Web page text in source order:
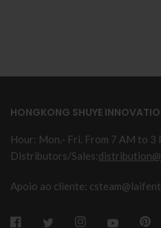
HONGKONG SHUYE
Hour: Mon.- Fri. From 7 AM to 3
Distributors/Sales:
Apoio ao cliente: